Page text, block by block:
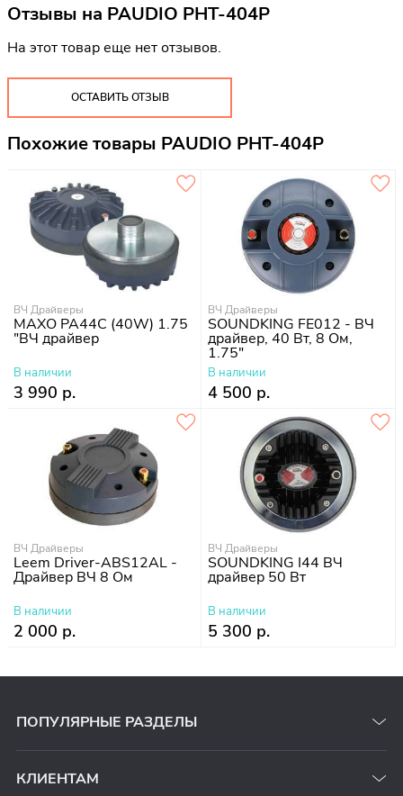
Отзывы на PAUDIO PHT-404P
На этот товар еще нет отзывов.
ОСТАВИТЬ ОТЗЫВ
Похожие товары PAUDIO PHT-404P
ВЧ Драйверы
MAXO PA44C (40W) 1.75
"ВЧ драйвер
В наличии
3 990 р.
ВЧ Драйверы
SOUNDKING FE012 - ВЧ
драйвер, 40 Вт, 8 Ом,
1.75"
В наличии
4 500 р.
ВЧ Драйверы
Leem Driver-ABS12AL -
Драйвер ВЧ 8 Ом
В наличии
2 000 р.
ВЧ Драйверы
SOUNDKING I44 ВЧ
драйвер 50 Вт
В наличии
5 300 р.
ПОПУЛЯРНЫЕ РАЗДЕЛЫ
КЛИЕНТАМ